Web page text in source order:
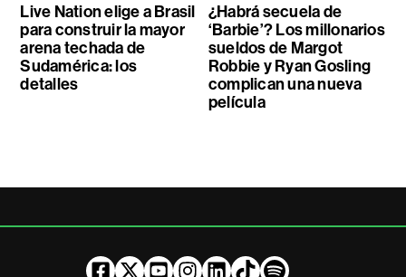
Live Nation elige a Brasil
para construir la mayor
arena techada de
Sudamérica: los
detalles
¿Habrá secuela de
‘Barbie’? Los millonarios
sueldos de Margot
Robbie y Ryan Gosling
complican una nueva
película